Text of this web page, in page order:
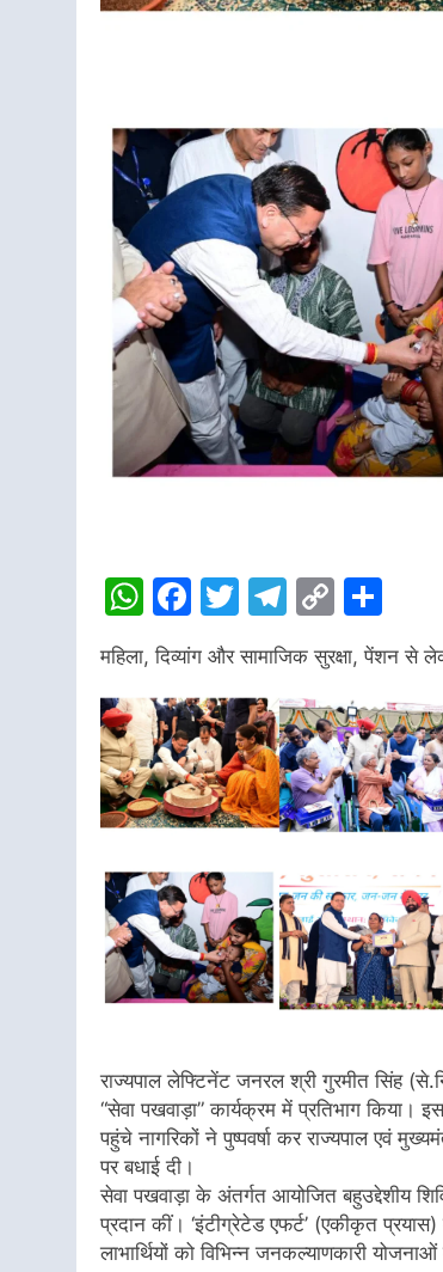
WhatsApp
Facebook
Twitter
Telegram
Copy
Link
महिला, दिव्यांग और सामाजिक सुरक्षा, पेंशन से
राज्यपाल लेफ्टिनेंट जनरल श्री गुरमीत सिंह
“सेवा पखवाड़ा” कार्यक्रम में प्रतिभाग किया।
पहुंचे नागरिकों ने पुष्पवर्षा कर राज्यपाल एवं
पर बधाई दी।
सेवा पखवाड़ा के अंतर्गत आयोजित बहुउद्देशीय
प्रदान कीं। ‘इंटीग्रेटेड एफर्ट’ (एकीकृत
लाभार्थियों को विभिन्न जनकल्याणकारी